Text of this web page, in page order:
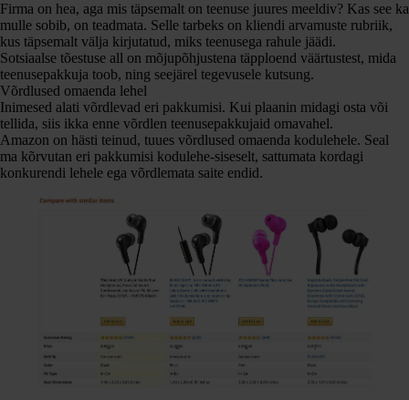
Firma on hea, aga mis täpsemalt on teenuse juures meeldiv? Kas see ka
mulle sobib, on teadmata. Selle tarbeks on kliendi arvamuste rubriik,
kus täpsemalt välja kirjutatud, miks teenusega rahule jäädi.
Sotsiaalse tõestuse all on mõjupõhjustena täpploend väärtustest, mida
teenusepakkuja toob, ning seejärel tegevusele kutsung.
Võrdlused omaenda lehel
Inimesed alati võrdlevad eri pakkumisi. Kui plaanin midagi osta või
tellida, siis ikka enne võrdlen teenusepakkujaid omavahel.
Amazon on hästi teinud, tuues võrdlused omaenda kodulehele. Seal
ma kõrvutan eri pakkumisi kodulehe-siseselt, sattumata kordagi
konkurendi lehele ega võrdlemata saite endid.